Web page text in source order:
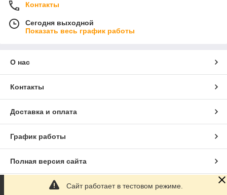
Контакты
Сегодня выходной
Показать весь график работы
О нас
Контакты
Доставка и оплата
График работы
Полная версия сайта
Сайт создан на маркетплейсеSatu.kz
Сайт работает в тестовом режиме.